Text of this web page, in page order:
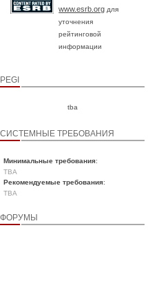
www.esrb.org для
уточнения
рейтинговой
информации
PEGI
tba
СИСТЕМНЫЕ ТРЕБОВАНИЯ
Минимальные требования:
TBA
Рекомендуемые требования:
TBA
ФОРУМЫ